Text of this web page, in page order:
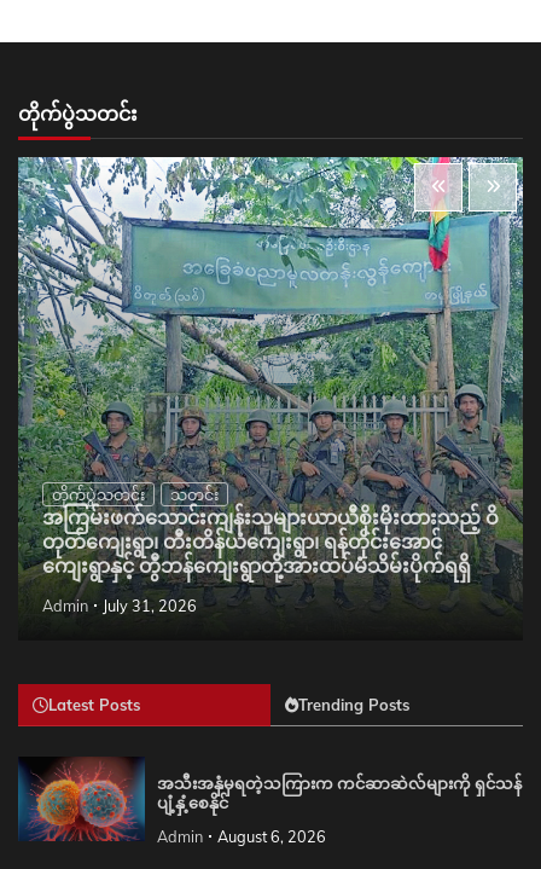
တိုက်ပွဲသတင်း
တိုက်ပွဲသတင်း သတင်း
အကြမ်းဖက်သောင်းကျန်းသူများယာယီစိုးမိုးထားသည့် ဝိ
တုတ်ကျေးရွာ၊ တီးတိန်ယံကျေးရွာ၊ ရန်တိုင်းအောင်
ကျေးရွာနှင့် တွီဘန်ကျေးရွာတို့အားထပ်မံသိမ်းပိုက်ရရှိ
Admin July 31, 2026
Latest Posts Trending Posts
အသီးအနှံမှရတဲ့သကြားက ကင်ဆာဆဲလ်များကို ရှင်သန်
ပျံ့နှံ့စေနိုင်
Admin August 6, 2026